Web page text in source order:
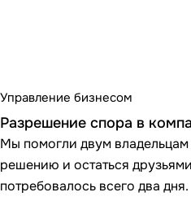
Управление бизнесом
Разрешение спора в
Мы помогли двум
решению и остаться
потребовалось всего два дня.